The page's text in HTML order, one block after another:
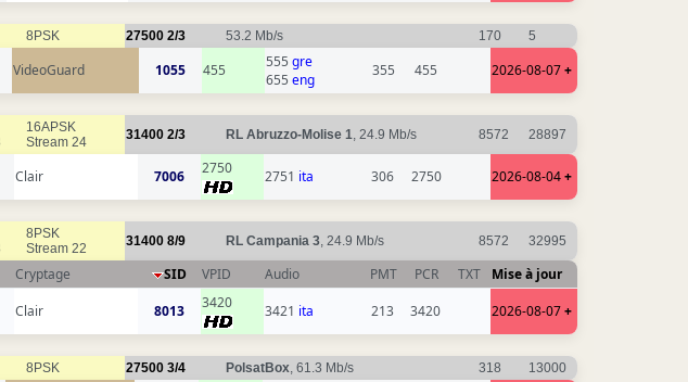
8PSK 27500 2/3 53.2 Mb/s 170 5
VideoGuard 1055 455 555 gre
655 eng
355 455 2026-08-07+
16APSK
Stream 24
31400 2/3 RL Abruzzo-Molise 1 , 24.9 Mb/s 8572 28897
Clair 7006 2750 2751 ita 306 2750 2026-08-04+
8PSK
Stream 22
31400 8/9 RL Campania 3 , 24.9 Mb/s 8572 32995
Cryptage SID VPID Audio PMT PCR TXT
Mise à jour
Clair 8013 3420 3421 ita 213 3420 2026-08-07+
8PSK 27500 3/4 PolsatBox , 61.3 Mb/s 318 13000